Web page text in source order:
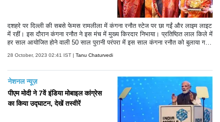
दशहरे पर दिल्ली की सबसे फेमस रामलीला में कंगना रनौत स्टेज पर छा गईं और लाइम लाइट
में रहीं। इस दौरान कंगना रनौत ने इस मंच में मुख्य किरदार निभाया। प्रतिष्ठित लाल किले में
हर साल आयोजित होने वाली 50 साल पुरानी परंपरा में इस साल कंगना रनौत को बुलाया ग
किया। हालांकि तमाम कोशिशों के बाद भी वह रावण दहन नहीं कर सकीं।
28 October, 2023 02:41 IST | Tanu Chaturvedi
नेशनल न्यूज़
पीएम मोदी ने 7वें इंडिया मोबाइल कांग्रेस
का किया उद्घाटन, देखें तस्वीरें